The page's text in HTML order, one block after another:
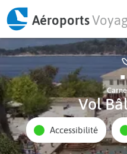
Aéroports
Vol
Accessibilité